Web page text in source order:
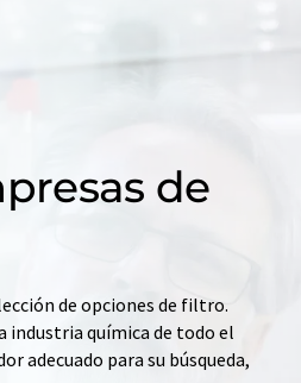
de
de opciones de filtro.
industria química de todo el
adecuado para su búsqueda,